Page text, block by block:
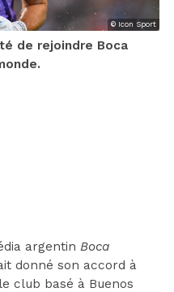
© Icon Sport
de rejoindre Boca
argentin Boca
donné son accord à
club basé à Buenos